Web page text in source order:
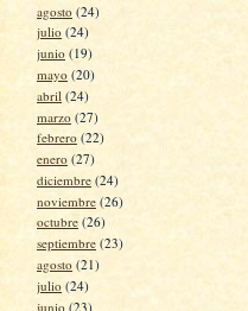
agosto (24)
julio (24)
junio (19)
mayo (20)
abril (24)
marzo (27)
febrero (22)
enero (27)
diciembre (24)
noviembre (26)
octubre (26)
septiembre (23)
agosto (21)
julio (24)
junio (23)